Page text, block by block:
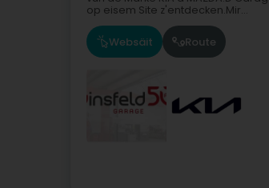
op eisem Site z'entdecken.Mir...
Websäit Route